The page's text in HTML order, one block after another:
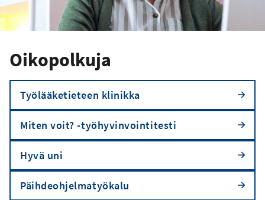
Oikopolkuja
Työlääketieteen klinikka
Miten voit? -työhyvinvointitesti
Hyvä uni
Päihdeohjelmatyökalu